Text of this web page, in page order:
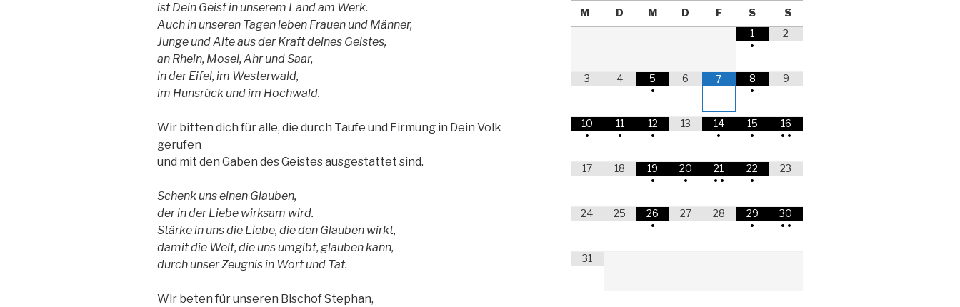
ist Dein Geist in unserem Land am Werk.
Auch in unseren Tagen leben Frauen und Männer,
Junge und Alte aus der Kraft deines Geistes,
an Rhein, Mosel, Ahr und Saar,
in der Eifel, im Westerwald,
im Hunsrück und im Hochwald.
Wir bitten dich für alle, die durch Taufe und Firmung in Dein Volk
gerufen
und mit den Gaben des Geistes ausgestattet sind.
Schenk uns einen Glauben,
der in der Liebe wirksam wird.
Stärke in uns die Liebe, die den Glauben wirkt,
damit die Welt, die uns umgibt, glauben kann,
durch unser Zeugnis in Wort und Tat.
Wir beten für unseren Bischof Stephan,
M D M D F S
S
1
•
2
3 4
5
•
6 7
8
•
9
10
•
11
•
12
•
13
14
•
15
•
16
• •
17 18
19
•
20
•
21
• •
22
•
23
24 25
26
•
27 28
29
•
30
• •
31